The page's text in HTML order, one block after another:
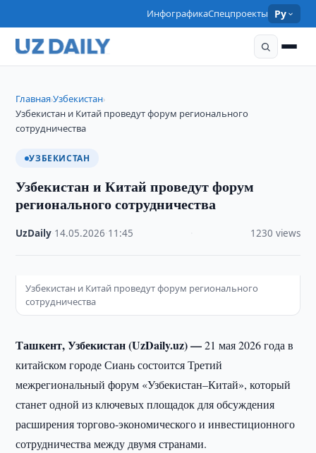
ИнфографикаСпецпроекты Ру
Главная›Узбекистан›
Узбекистан и Китай проведут форум регионального
сотрудничества
УЗБЕКИСТАН
Узбекистан и Китай проведут форум
регионального сотрудничества
UzDaily 14.05.2026 11:45 1230 views
Узбекистан и Китай проведут форум регионального
сотрудничества
Ташкент, Узбекистан (UzDaily.uz) —21 мая 2026 года в
китайском городе Сиань состоится Третий
межрегиональный форум «Узбекистан–Китай», который
станет одной из ключевых площадок для обсуждения
расширения торгово-экономического и инвестиционного
сотрудничества между двумя странами.